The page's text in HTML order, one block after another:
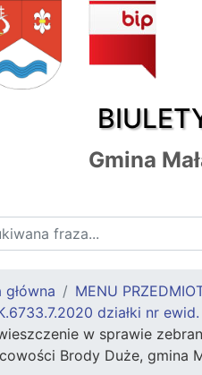
Gmina
główna MENU
działki nr
w sprawie
Brody Duże, gmina